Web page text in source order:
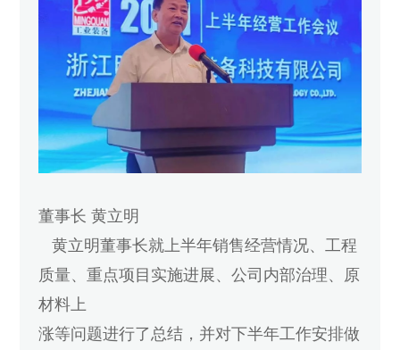
董事长 黄立明
黄立明董事长就上半年销售经营情况、工程
质量、重点项目实施进展、公司内部治理、原
材料上
涨等问题进行了总结，并对下半年工作安排做